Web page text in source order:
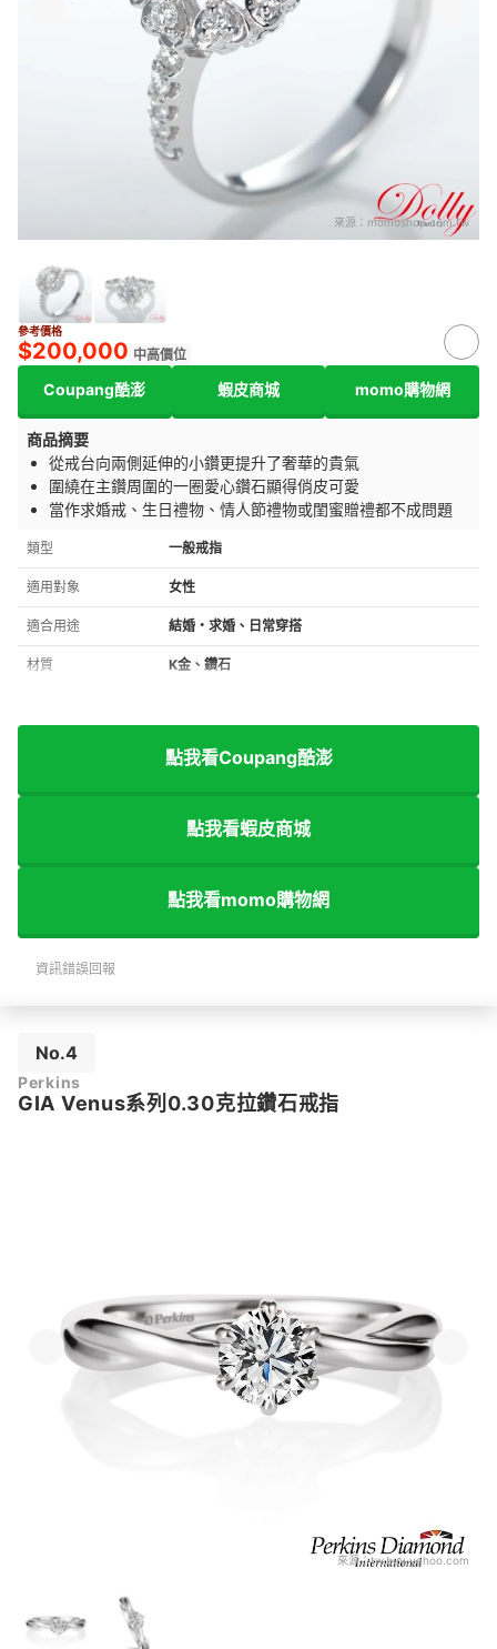
來源： momoshop.com.tw
參考價格
$200,000 中高價位
Coupang酷澎 蝦皮商城 momo購物網
商品摘要
從戒台向兩側延伸的小鑽更提升了奢華的貴氣
圍繞在主鑽周圍的一圈愛心鑽石顯得俏皮可愛
當作求婚戒、生日禮物、情人節禮物或閨蜜贈禮都不成問題
類型 一般戒指
適用對象 女性
適合用途 結婚・求婚、日常穿搭
材質 K金、鑽石
點我看Coupang酷澎
點我看蝦皮商城
點我看momo購物網
資訊錯誤回報
No.4
Perkins
GIA Venus系列0.30克拉鑽石戒指
來源：tw.buy.yahoo.com